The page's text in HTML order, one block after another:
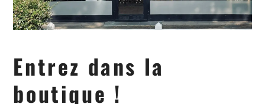
Entrez dans la
boutique !